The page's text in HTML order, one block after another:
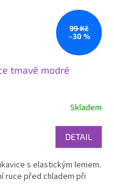
99 Kč
–30 %
tmavě modré
Skladem
DETAIL
s elastickým lemem.
ruce před chladem při